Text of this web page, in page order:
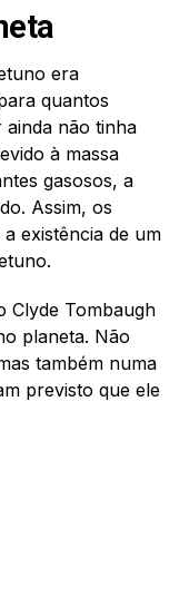
era
quantos
ainda não tinha
à massa
gasosos, a
Assim, os
existência de um
Clyde Tombaugh
planeta. Não
também numa
previsto que ele